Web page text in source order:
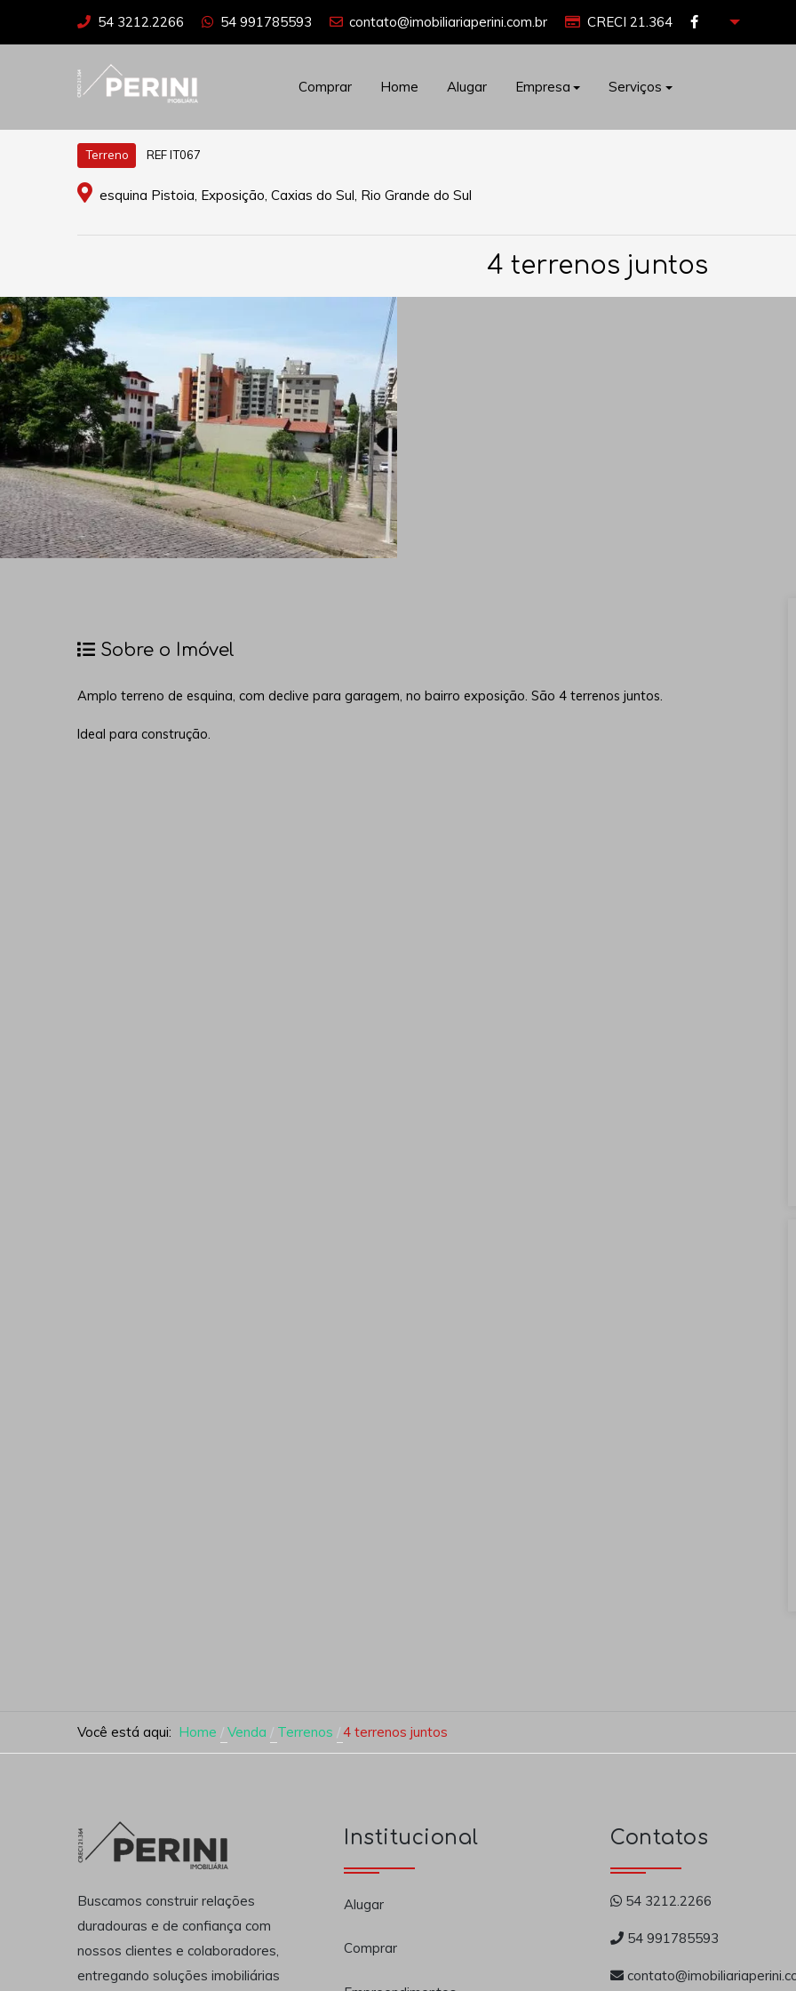
54 3212.2266 54 991785593 contato@imobiliariaperini.com.br CRECI 21.364
Comprar Home Alugar Empresa Serviços
Terreno REF IT067
esquina Pistoia, Exposição, Caxias do Sul, Rio Grande do Sul
4 terrenos juntos
Sobre o Imóvel
Amplo terreno de esquina, com declive para garagem, no bairro exposição. São 4 terrenos juntos.
Ideal para construção.
Você está aqui: Home Venda Terrenos 4 terrenos juntos
Buscamos construir relações
duradouras e de confiança com
nossos clientes e colaboradores,
entregando soluções imobiliárias
Institucional
Alugar
Comprar
Contatos
54 3212.2266
54 991785593